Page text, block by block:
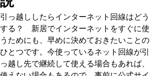
引っ越ししたらインターネット回線はどう
する？ 新居でインターネットをすぐに使
うためにも、早めに決めておきたいことの
ひとつです。今使っているネット回線が引
っ越し先で継続して使える場合もあれば、